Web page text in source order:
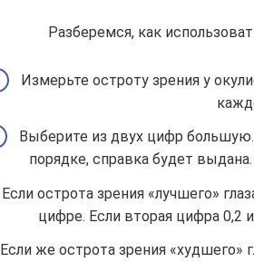
Разберемся, как
Измерьте остроту зрения у
Выберите из двух цифр
порядке, справка будет
Если острота зрения «лучшего»
цифре. Если вторая цифра 0,2
Если же острота зрения «худшего»